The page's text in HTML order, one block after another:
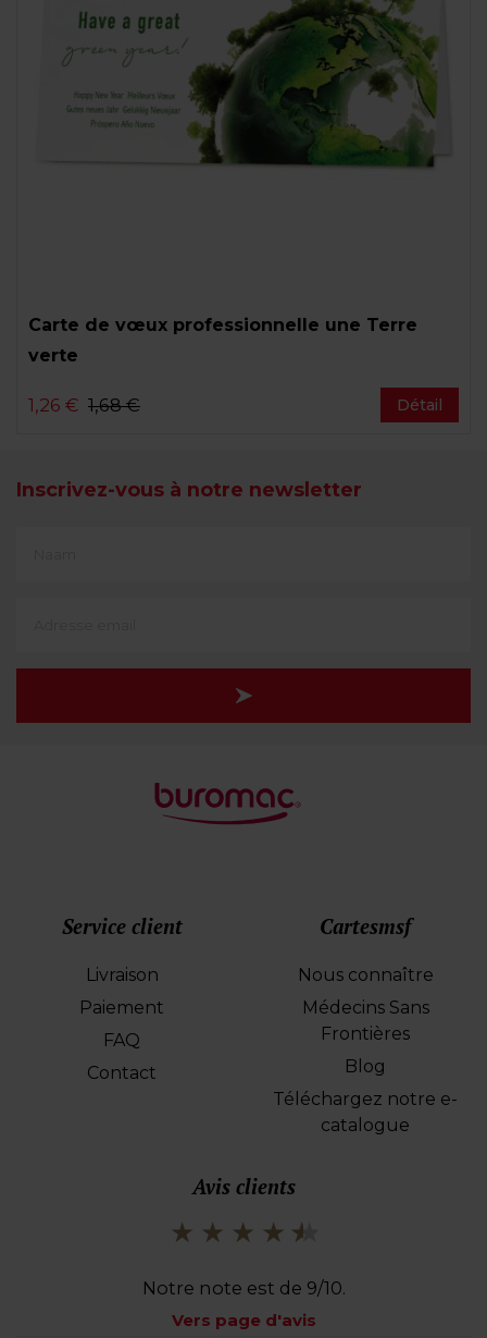
Carte de vœux professionnelle une Terre
verte
1,26 € 1,68 € Détail
Inscrivez-vous à notre newsletter
Service client
Livraison
Paiement
FAQ
Contact
Cartesmsf
Nous connaître
Médecins Sans
Frontières
Blog
Téléchargez notre e-
catalogue
Avis clients
Notre note est de 9/10.
Vers page d'avis